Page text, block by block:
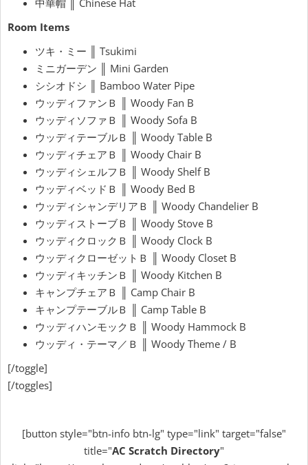
中華帽 ║ Chinese Hat
Room Items
ツキ・ミー ║ Tsukimi
ミニガーデン ║ Mini Garden
シシオドシ ║ Bamboo Water Pipe
ウッディファンＢ ║ Woody Fan B
ウッディソファＢ ║ Woody Sofa B
ウッディテーブルＢ ║ Woody Table B
ウッディチェアＢ ║ Woody Chair B
ウッディシェルフＢ ║ Woody Shelf B
ウッディベッドＢ ║ Woody Bed B
ウッディシャンデリアＢ ║ Woody Chandelier B
ウッディストーブＢ ║ Woody Stove B
ウッディクロックＢ ║ Woody Clock B
ウッディクローゼットＢ ║ Woody Closet B
ウッディキッチンＢ ║ Woody Kitchen B
キャンプチェアＢ ║ Camp Chair B
キャンプテーブルＢ ║ Camp Table B
ウッディハンモックＢ ║ Woody Hammock B
ウッディ・テーマ／Ｂ ║ Woody Theme / B
[/toggle]
[/toggles]
[button style="btn-info btn-lg" type="link" target="false"
title="AC Scratch Directory"